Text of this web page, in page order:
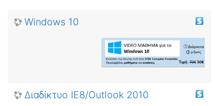
Windows 10
Διαδίκτυο ΙΕ8/Outlook 2010